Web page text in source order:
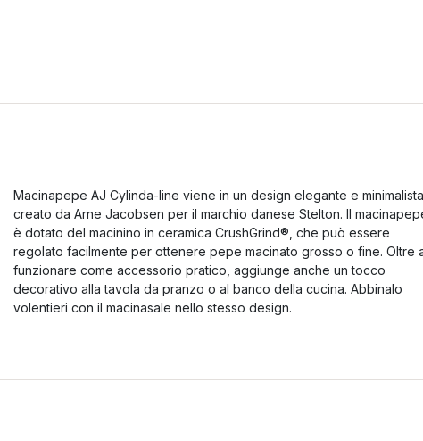
Macinapepe AJ Cylinda-line viene in un design elegante e minimalista
creato da Arne Jacobsen per il marchio danese Stelton. Il
è dotato del macinino in ceramica CrushGrind®, che può essere
regolato facilmente per ottenere pepe macinato grosso o fine. Oltre
funzionare come accessorio pratico, aggiunge anche un tocco
decorativo alla tavola da pranzo o al banco della cucina. Abbinalo
volentieri con il macinasale nello stesso design.